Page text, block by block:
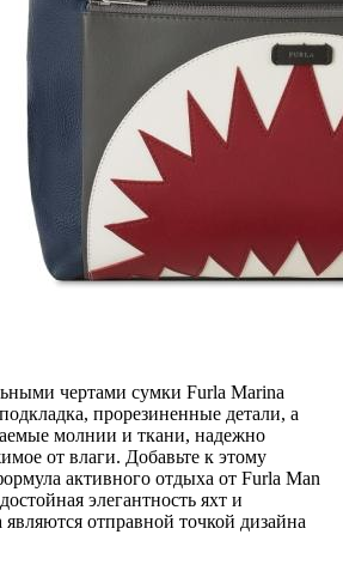
чертами сумки Furla Marina
прорезиненные детали, а
молнии и ткани, надежно
от влаги. Добавьте к этому
активного отдыха от Furla Man
элегантность яхт и
отправной точкой дизайна